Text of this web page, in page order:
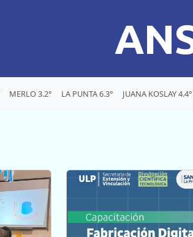
MERLO 3.2° LA PUNTA 6.3° JUANA KOSLAY 4.4°